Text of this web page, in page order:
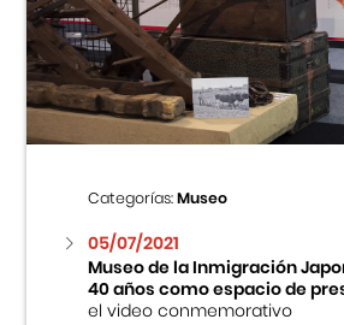
Categorías:Museo
05/07/2021
Museo de la Inmigración
40 años como espacio de
el video conmemorativo